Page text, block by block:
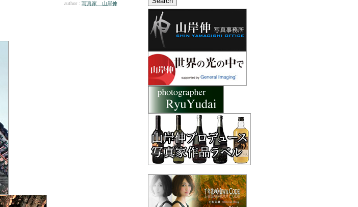
author : 写真家 山岸伸